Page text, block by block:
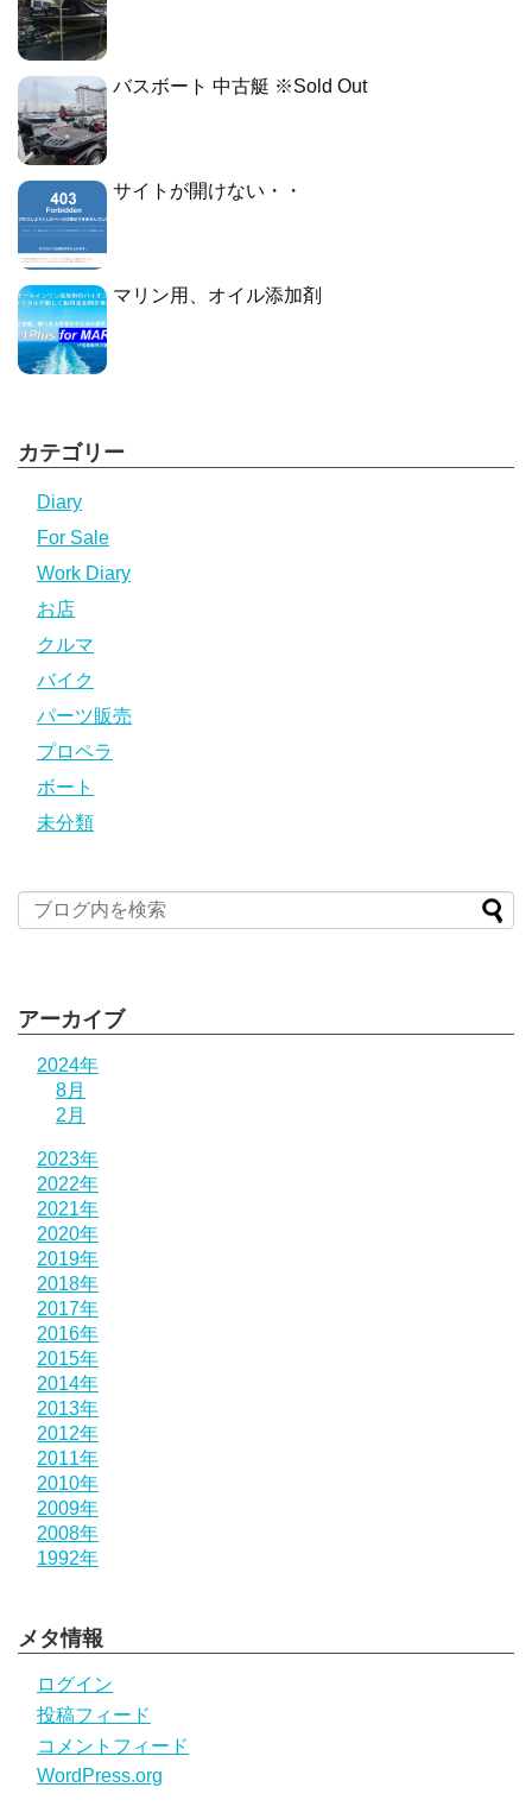
バスボート 中古艇 ※Sold Out
サイトが開けない・・
マリン用、オイル添加剤
カテゴリー
Diary
For Sale
Work Diary
お店
クルマ
バイク
パーツ販売
プロペラ
ボート
未分類
アーカイブ
2024年
8月
2月
2023年
2022年
2021年
2020年
2019年
2018年
2017年
2016年
2015年
2014年
2013年
2012年
2011年
2010年
2009年
2008年
1992年
メタ情報
ログイン
投稿フィード
コメントフィード
WordPress.org